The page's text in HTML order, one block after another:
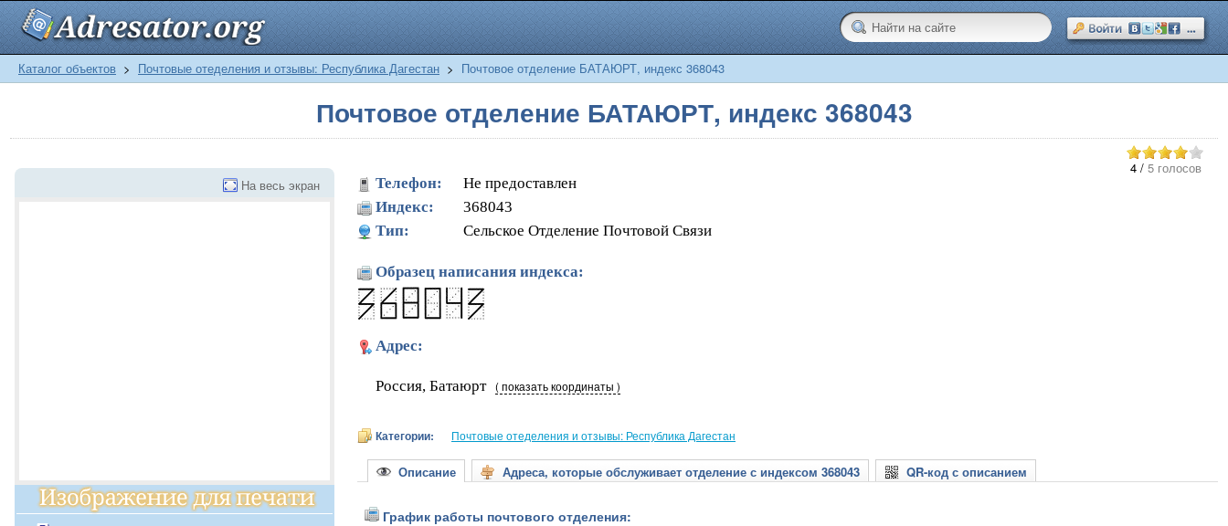
Каталог объектов > Почтовые отеделения и отзывы: Республика Дагестан > Почтовое отделение БАТАЮРТ, индекс 368043
Почтовое отделение БАТАЮРТ, индекс 368043
4/ 5 голосов
На весь экран
Телефон:
Не предоставлен
Индекс:
368043
Тип:
Сельское Отделение Почтовой Связи
Образец написания индекса:
Адрес:
Россия, Батаюрт ( показать координаты )
Категории: Почтовые отеделения и отзывы: Республика Дагестан
Описание Адреса, которые обслуживает отделение с индексом 368043 QR-код с описанием
График работы почтового отделения: